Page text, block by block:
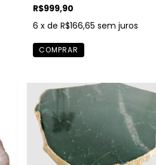
R$999,90
6 x de R$166,65 sem juros